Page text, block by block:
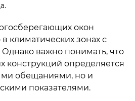
окон
климатических зонах с
важно понимать, что
конструкций определяется
обещаниями, но и
показателями.